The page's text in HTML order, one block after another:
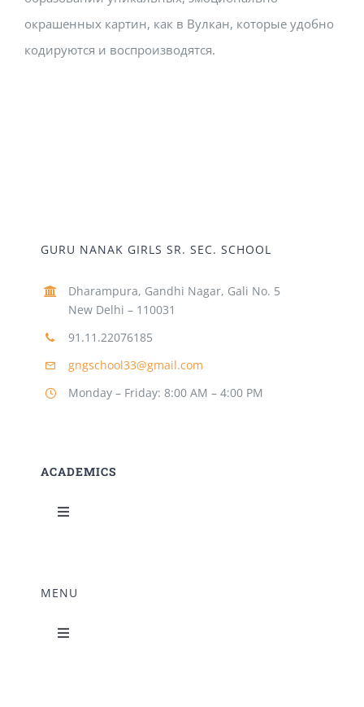
окрашенных картин, как в Вулкан, которые удобно
кодируются и воспроизводятся.
GURU NANAK GIRLS SR. SEC. SCHOOL
Dharampura, Gandhi Nagar, Gali No. 5
New Delhi – 110031
91.11.22076185
gngschool33@gmail.com
Monday – Friday: 8:00 AM – 4:00 PM
ACADEMICS
Toggle
MENU
Toggle